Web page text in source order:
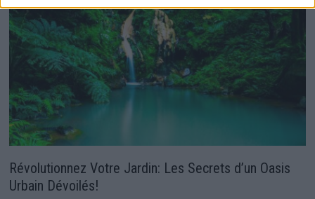
Révolutionnez Votre Jardin: Les Secrets d’un Oasis
Urbain Dévoilés!